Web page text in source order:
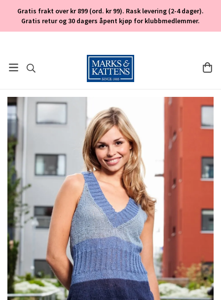
Gratis frakt over kr 899 (ord. kr 99). Rask levering (2-4 dager).
Gratis retur og 30 dagers åpent kjøp for klubbmedlemmer.